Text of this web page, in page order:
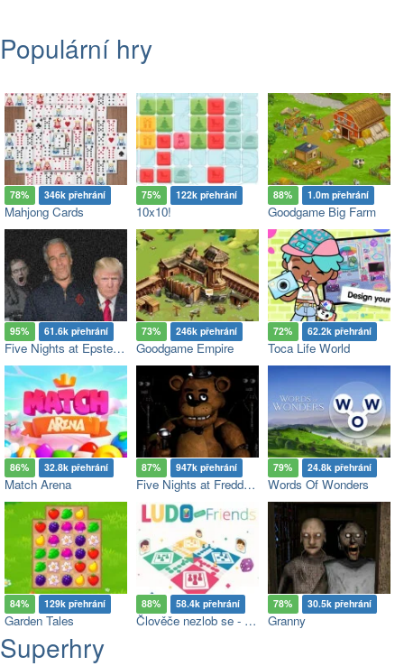
Populární hry
78% 346k přehrání
Mahjong Cards
75% 122k přehrání
10x10!
88% 1.0m přehrání
Goodgame Big Farm
95% 61.6k přehrání
Five Nights at Epstein’s
73% 246k přehrání
Goodgame Empire
72% 62.2k přehrání
Toca Life World
86% 32.8k přehrání
Match Arena
87% 947k přehrání
Five Nights at Freddy's
79% 24.8k přehrání
Words Of Wonders
84% 129k přehrání
Garden Tales
88% 58.4k přehrání
Člověče nezlob se - Multiplayer
78% 30.5k přehrání
Granny
Superhry